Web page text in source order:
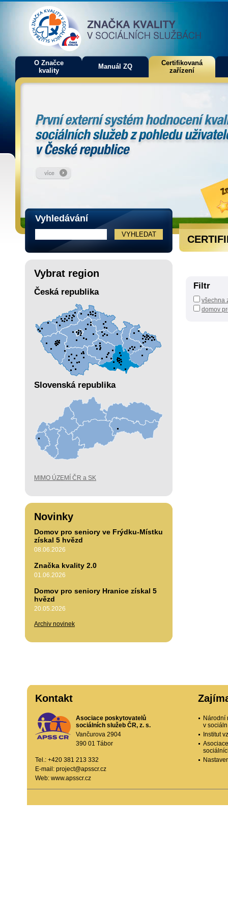
O Značce
kvality
Manuál ZQ
Certifikovaná
zařízení
Vyhledávání
Vybrat region
Česká republika
Slovenská republika
MIMO ÚZEMÍ ČR a SK
Novinky
Domov pro seniory ve Frýdku-Místku
získal 5 hvězd
08.06.2026
Značka kvality 2.0
01.06.2026
Domov pro seniory Hranice získal 5
hvězd
20.05.2026
Archiv novinek
Filtr
všechna
domov
Kontakt
Asociace poskytovatelů
sociálních služeb ČR, z. s.
Vančurova 2904
390 01 Tábor
Tel.: +420 381 213 332
E-mail: project@apsscr.cz
Web: www.apsscr.cz
Národní
v
Institut